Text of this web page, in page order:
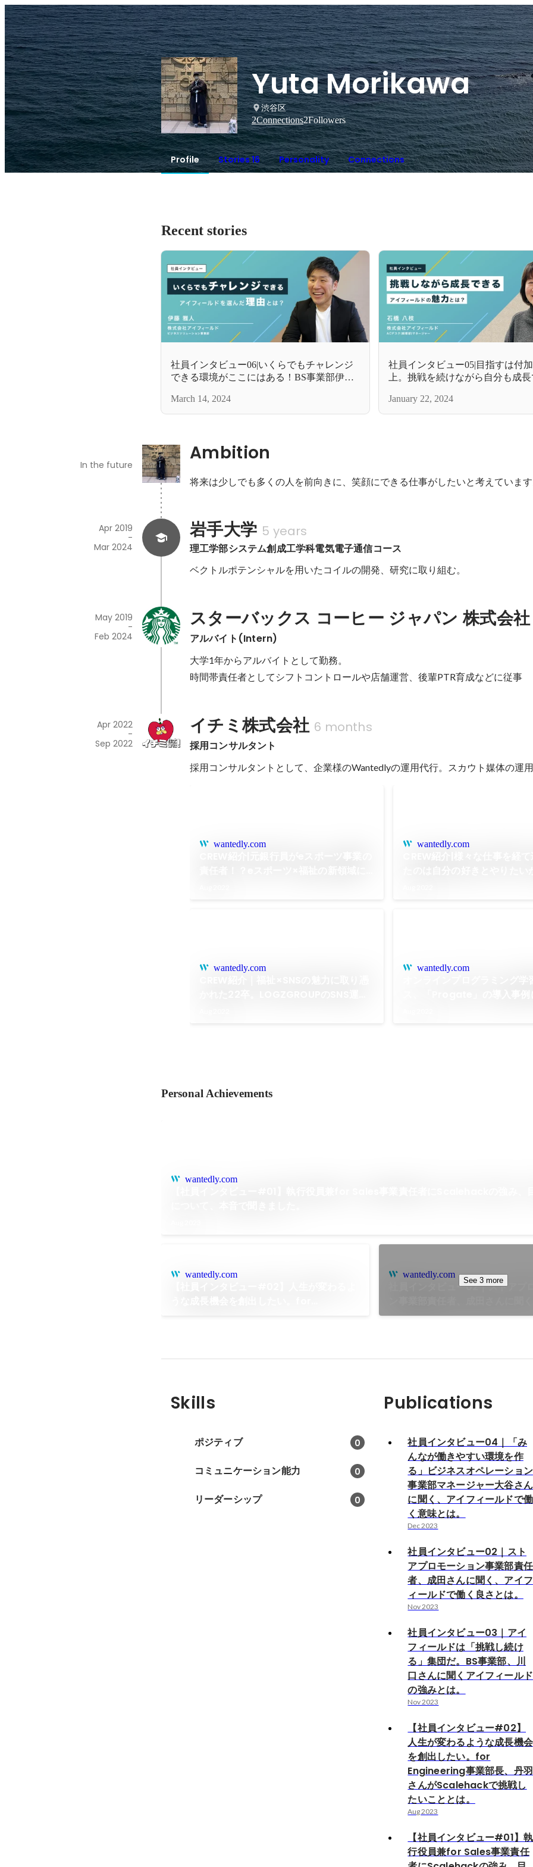
Yuta Morikawa
渋谷区
2Connections2Followers
Profile Stories 16 Personality Connections
Recent stories
社員インタビュー06|いくらでもチャレンジ
できる環境がここにはある！BS事業部伊藤
ります。
March 14, 2024
社員インタビュー05|目指すは付
上。挑戦を続けながら自分も成
January 22, 2024
Ambition
In the future
将来は少しでも多くの人を前向きに、笑顔にできる仕事がしたいと考えています
岩手大学 5 years
理工学部システム創成工学科電気電子通信コース
Apr 2019
-
Mar 2024
ベクトルポテンシャルを用いたコイルの開発、研究に取り組む。
スターバックス コーヒー ジャパン 株式会社
アルバイト(Intern)
May 2019
-
Feb 2024
大学1年からアルバイトとして勤務。
時間帯責任者としてシフトコントロールや店舗運営、後輩PTR育成などに従事
イチミ株式会社 6 months
採用コンサルタント
Apr 2022
-
Sep 2022
採用コンサルタントとして、企業様のWantedlyの運用代行。スカウト媒体の運用
wantedly.com wantedly.com
wantedly.com wantedly.com
Personal Achievements
wantedly.com
wantedly.com wantedly.com
社員インタビュー02｜ストアプ
ィールドで働く良さとは。
See 3 more
Skills
ポジティブ 0
コミュニケーション能力 0
リーダーシップ 0
Publications
社員インタビュー04｜「み
んなが働きやすい環境を作
る」ビジネスオペレーション
事業部マネージャー大谷さん
に聞く、アイフィールドで働
く意味とは。
Dec 2023
社員インタビュー02｜スト
アプロモーション事業部責任
者、成田さんに聞く、アイフ
ィールドで働く良さとは。
Nov 2023
社員インタビュー03｜アイ
フィールドは「挑戦し続け
る」集団だ。BS事業部、川
口さんに聞くアイフィールド
の強みとは。
Nov 2023
【社員インタビュー#02】
人生が変わるような成長機会
を創出したい。for
Engineering事業部長、丹羽
さんがScalehackで挑戦し
たいこととは。
Aug 2023
【社員インタビュー#01】執
行役員兼for Sales事業責任